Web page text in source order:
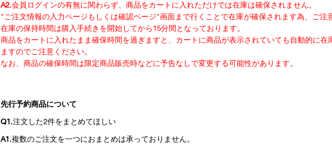
A2.会員ログインの有無に関わらず、商品をカートに入れただけでは在庫は確保されません。
"ご注文情報の入力ページもしくは確認ページ"画面まで行くことで在庫が確保されます為、ご注
在庫の保持時間は購入手続きを開始してから15分間となっております。
商品をカートに入れたまま確保時間を過ぎますと、カートに商品が表示されていても自動的に在
ますのでご注意ください。
なお、商品の確保時間は限定商品販売時などに予告なしで変更する可能性があります。
先行予約商品について
Q1.注文した2件をまとめてほしい
A1.複数のご注文を一つにおまとめは承っておりません。